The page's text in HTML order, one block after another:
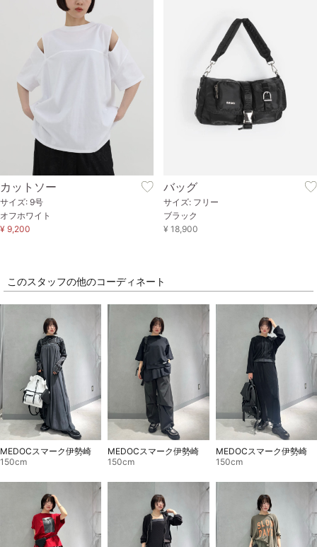
カットソー
サイズ: 9号
オフホワイト
¥ 9,200
バッグ
サイズ: フリー
ブラック
¥ 18,900
このスタッフの他のコーディネート
MEDOCスマーク伊勢崎
150cm
MEDOCスマーク伊勢崎
150cm
MEDOCスマーク伊勢崎
150cm